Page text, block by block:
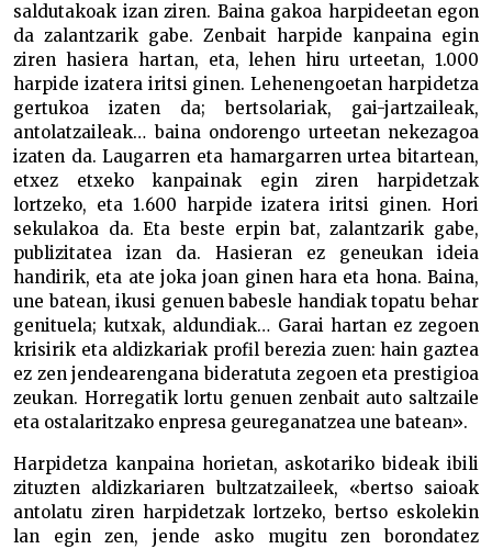
saldutakoak izan ziren. Baina gakoa harpideetan egon
da zalantzarik gabe. Zenbait harpide kanpaina egin
ziren hasiera hartan, eta, lehen hiru urteetan, 1.000
harpide izatera iritsi ginen. Lehenengoetan harpidetza
gertukoa izaten da; bertsolariak, gai-jartzaileak,
antolatzaileak… baina ondorengo urteetan nekezagoa
izaten da. Laugarren eta hamargarren urtea bitartean,
etxez etxeko kanpainak egin ziren harpidetzak
lortzeko, eta 1.600 harpide izatera iritsi ginen. Hori
sekulakoa da. Eta beste erpin bat, zalantzarik gabe,
publizitatea izan da. Hasieran ez geneukan ideia
handirik, eta ate joka joan ginen hara eta hona. Baina,
une batean, ikusi genuen babesle handiak topatu behar
genituela; kutxak, aldundiak… Garai hartan ez zegoen
krisirik eta aldizkariak profil berezia zuen: hain gaztea
ez zen jendearengana bideratuta zegoen eta prestigioa
zeukan. Horregatik lortu genuen zenbait auto saltzaile
eta ostalaritzako enpresa geureganatzea une batean».
Harpidetza kanpaina horietan, askotariko bideak ibili
zituzten aldizkariaren bultzatzaileek, «bertso saioak
antolatu ziren harpidetzak lortzeko, bertso eskolekin
lan egin zen, jende asko mugitu zen borondatez